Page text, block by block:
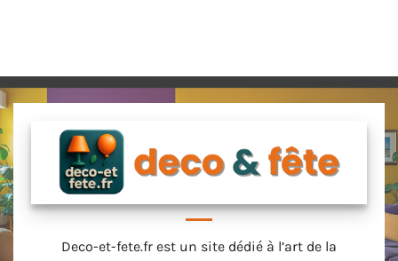
Deco-et-fete.fr est un site dédié à l’art de la